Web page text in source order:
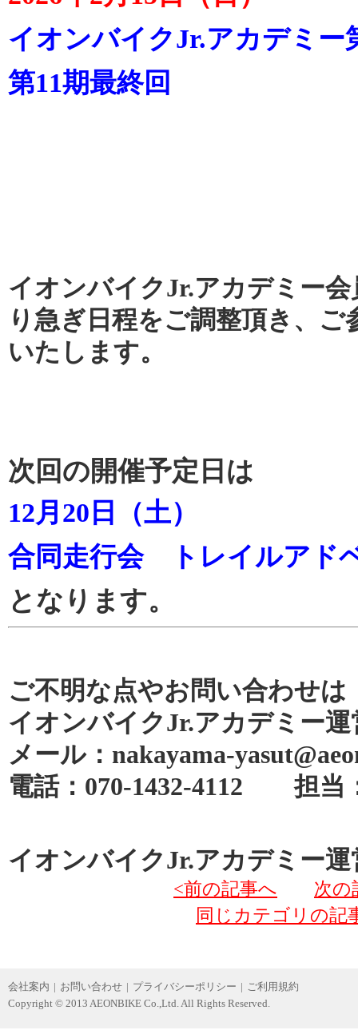
イオンバイクJr.アカデミ
第11期最終回
イオンバイクJr.アカデミー
り急ぎ日程をご調整頂き、
いたします。
次回の開催予定日は
12月20日（土）
合同走行会 トレイルアド
となります。
ご不明な点やお問い合わせは
イオンバイクJr.アカデミー運
メール：nakayama-
電話：070-1432-4112 担
イオンバイクJr.アカデミー運
<前の記事へ
次の
同じカテゴリの記
会社案内 | お問い合わせ | プライバシーポリシー | ご利用規約
Copyright © 2013 AEONBIKE Co.,Ltd. All Rights Reserved.